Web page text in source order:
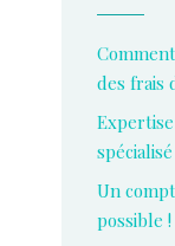
des frais
Un
possible !